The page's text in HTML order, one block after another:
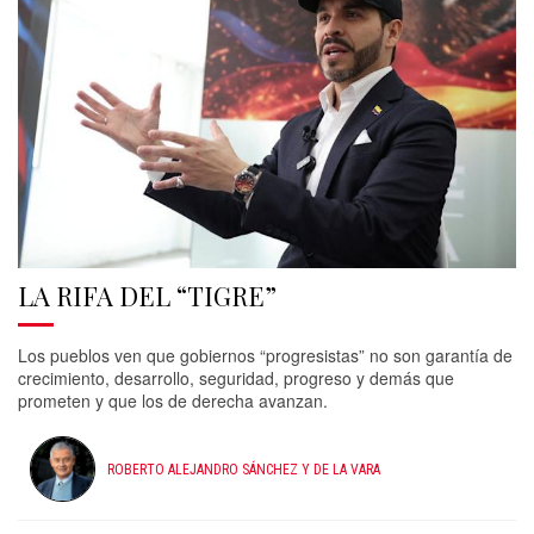
LA RIFA DEL “TIGRE”
Los pueblos ven que gobiernos “progresistas” no son garantía de
crecimiento, desarrollo, seguridad, progreso y demás que
prometen y que los de derecha avanzan.
ROBERTO ALEJANDRO SÁNCHEZ Y DE LA VARA